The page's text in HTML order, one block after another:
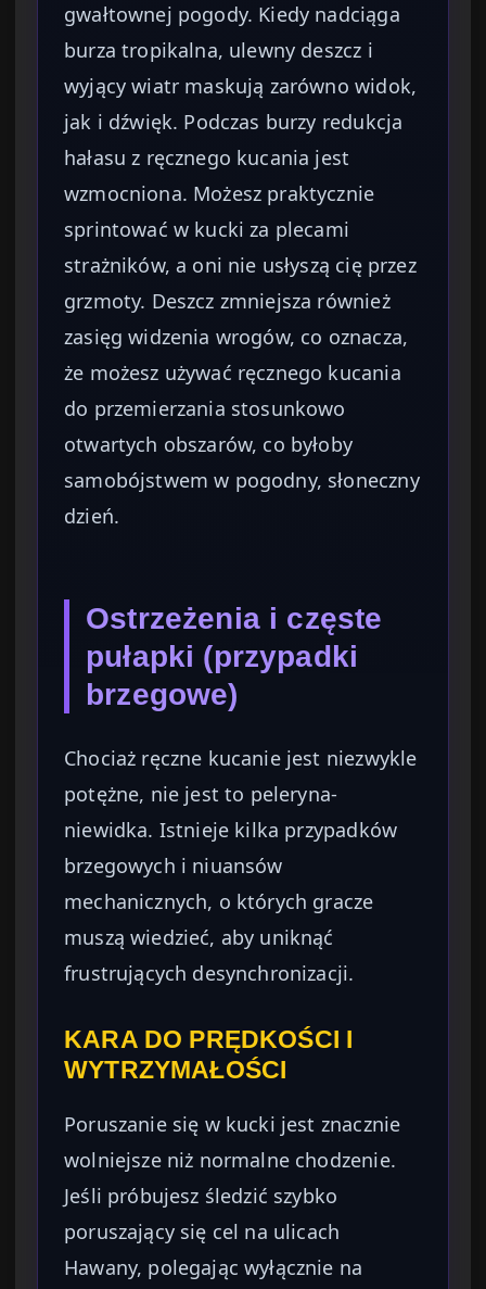
gwałtownej pogody. Kiedy nadciąga
burza tropikalna, ulewny deszcz i
wyjący wiatr maskują zarówno widok,
jak i dźwięk. Podczas burzy redukcja
hałasu z ręcznego kucania jest
wzmocniona. Możesz praktycznie
sprintować w kucki za plecami
strażników, a oni nie usłyszą cię przez
grzmoty. Deszcz zmniejsza również
zasięg widzenia wrogów, co oznacza,
że możesz używać ręcznego kucania
do przemierzania stosunkowo
otwartych obszarów, co byłoby
samobójstwem w pogodny, słoneczny
dzień.
Ostrzeżenia i częste
pułapki (przypadki
brzegowe)
Chociaż ręczne kucanie jest niezwykle
potężne, nie jest to peleryna-
niewidka. Istnieje kilka przypadków
brzegowych i niuansów
mechanicznych, o których gracze
muszą wiedzieć, aby uniknąć
frustrujących desynchronizacji.
KARA DO PRĘDKOŚCI I
WYTRZYMAŁOŚCI
Poruszanie się w kucki jest znacznie
wolniejsze niż normalne chodzenie.
Jeśli próbujesz śledzić szybko
poruszający się cel na ulicach
Hawany, polegając wyłącznie na